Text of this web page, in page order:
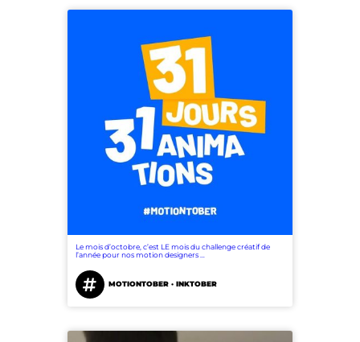
Le mois d’octobre, c’est LE mois du challenge créatif de
l’année pour nos motion designers …
MOTIONTOBER · INKTOBER